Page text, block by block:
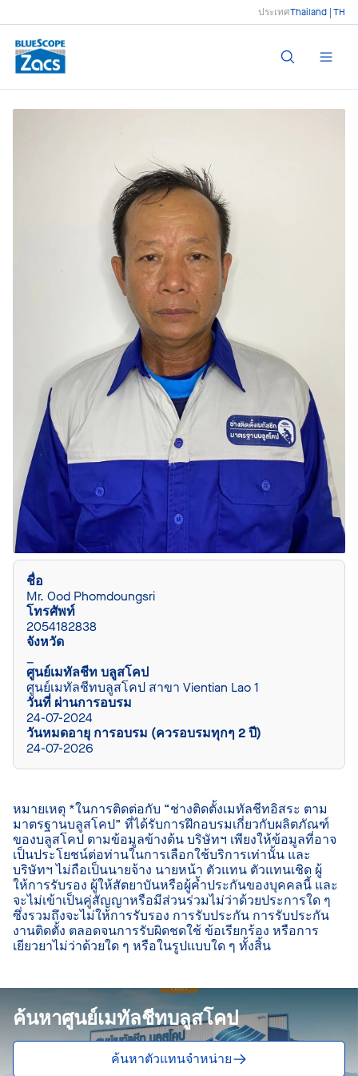
ประเทศThailand | TH
ชื่อ
Mr. Ood Phomdoungsri
โทรศัพท์
2054182838
จังหวัด
ศูนย์เมทัลชีท บลูสโคป
ศูนย์เมทัลชีทบลูสโคป สาขา Vientian Lao 1
วันที่ ผ่านการอบรม
24-07-2024
วันหมดอายุ การอบรม (ควรอบรมทุกๆ 2 ปี)
24-07-2026
หมายเหตุ *ในการติดต่อกับ “ช่างติดตั้งเมทัลชีทอิสระ ตาม
มาตรฐานบลูสโคป” ที่ได้รับการฝึกอบรมเกี่ยวกับผลิตภัณฑ์
ของบลูสโคป ตามข้อมูลข้างต้น บริษัทฯ เพียงให้ข้อมูลที่อาจ
เป็นประโยชน์ต่อท่านในการเลือกใช้บริการเท่านั้น และ
บริษัทฯ ไม่ถือเป็นนายจ้าง นายหน้า ตัวแทน ตัวแทนเชิด ผู้
ให้การรับรอง ผู้ให้สัตยาบันหรือผู้ค้ำประกันของบุคคลนี้ และ
จะไม่เข้าเป็นคู่สัญญาหรือมีส่วนร่วมไม่ว่าด้วยประการใด ๆ
ซึ่งรวมถึงจะไม่ให้การรับรอง การรับประกัน การรับประกัน
งานติดตั้ง ตลอดจนการรับผิดชดใช้ ข้อเรียกร้อง หรือการ
เยียวยาไม่ว่าด้วยใด ๆ หรือในรูปแบบใด ๆ ทั้งสิ้น
ค้นหาศูนย์เมทัลชีทบลูสโคป
ค้นหาตัวแทนจำหน่าย